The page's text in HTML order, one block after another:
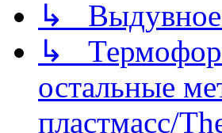
↳ Выдувное
↳
остальные
пластмасс/